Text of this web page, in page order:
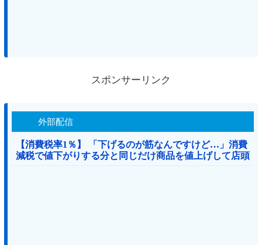
スポンサーリンク
外部配信
【消費税率1％】 「下げるのが筋なんですけど…」消費
減税で値下がりする分と同じだけ商品を値上げして店頭
価格を変えない店も